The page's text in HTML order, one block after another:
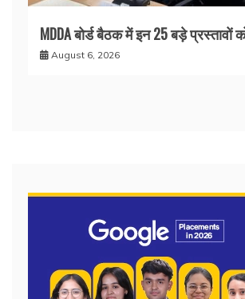
MDDA बोर्ड बैठक में इन 25 बड़े प्रस्तावों
August 6, 2026